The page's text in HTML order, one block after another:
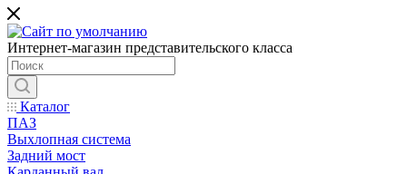
Интернет-магазин представительского класса
Каталог
ПАЗ
Выхлопная система
Задний мост